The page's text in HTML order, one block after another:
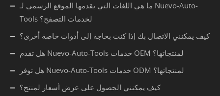
ما هي اللغات التي يقدمها الموقع الرسمي لـ Nuevo-Auto-
Tools لخدمات التصفح؟
كيف يمكنني الاتصال بك إذا كنت بحاجة إلى أدوات خاصة أخرى؟
هل تقدم Nuevo-Auto-Tools خدمات OEM لمنتجاتها؟
هل توفر Nuevo-Auto-Tools خدمات ODM لمنتجاتها؟
كيف يمكنني الحصول على عرض أسعار لمنتج؟